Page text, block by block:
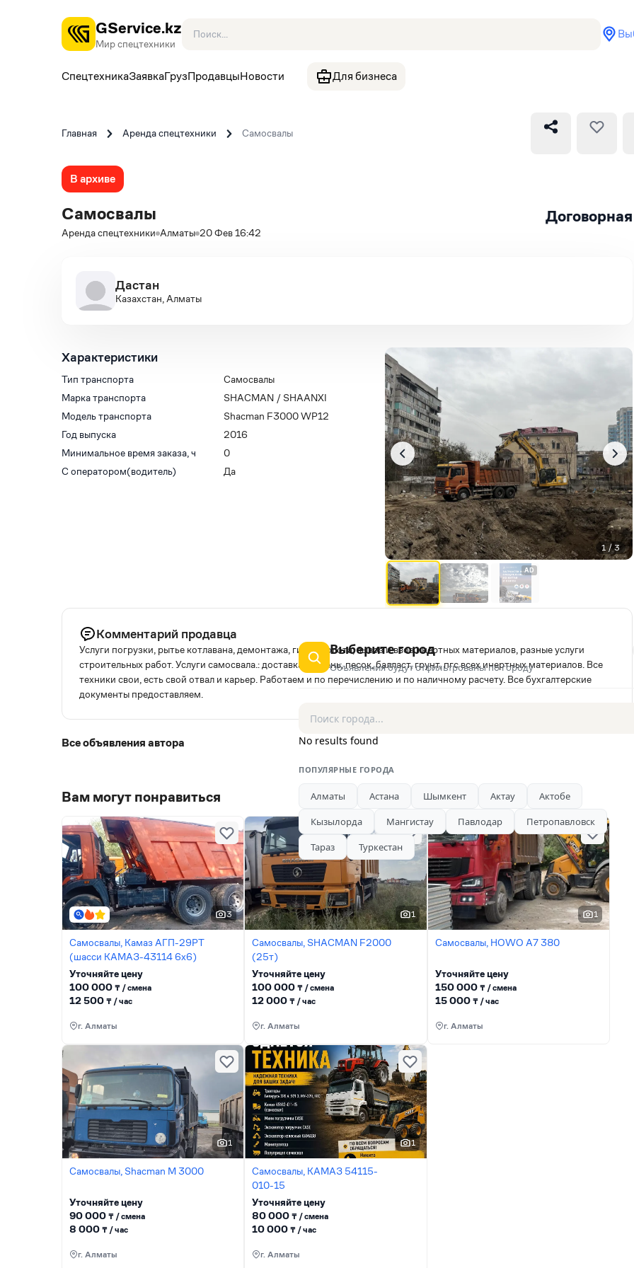
GService.kz
Мир спецтехники
СпецтехникаЗаявкаГрузПродавцыНовости Для бизнеса
Главная Аренда спецтехники Самосвалы
В архиве
Самосвалы
Аренда спецтехники Алматы 20 Фев 16:42
Договорная
Дастан
Казахстан, Алматы
Характеристики
Тип транспорта
Самосвалы
Марка транспорта
SHACMAN / SHAANXI
Модель транспорта
Shacman F3000 WP12
Год выпуска
2016
Минимальное время заказа, ч
0
С оператором(водитель)
Да
1 / 3
AD
Комментарий продавца
Услуги погрузки, рытье котлавана, демонтажа, гидромолота, вывоз и ввоз инертных материалов, разные услуги
строительных работ. Услуги самосвала.: доставка Щебень, песок, балласт, грунт, пгс всех инертных материалов. Все
техники свои, есть свой отвал и карьер. Работаем и по перечислению и по наличному расчету. Все бухгалтерские
документы предоставляем.
Все объявления автора
Вам могут понравиться
3
Самосвалы, Камаз АГП-29РТ
(шасси KАМАЗ-43114 6x6)
Уточняйте цену
100 000 ₸ / сменa
12 500 ₸ / час
г. Алматы
1
Самосвалы, SHACMAN F2000
(25т)
Уточняйте цену
100 000₸ / сменa
12 000₸ / час
г. Алматы
1
Самосвалы, HOWO A7 380
Уточняйте цену
150 000 ₸ / сменa
15 000 ₸ / час
г. Алматы
1
Самосвалы, Shacman М 3000
Уточняйте цену
90 000 ₸ / сменa
8 000 ₸ / час
г. Алматы
1
Самосвалы, КАМАЗ 54115-
010-15
Уточняйте цену
80 000₸ / сменa
10 000₸ / час
г. Алматы
Выберите город
Объявления будут отфильтрованы по городу
No results found
ПОПУЛЯРНЫЕ ГОРОДА
Алматы Астана Шымкент Актау
Актобе
Кызылорда
Мангистау Павлодар
Петропавловск
Тараз
Туркестан